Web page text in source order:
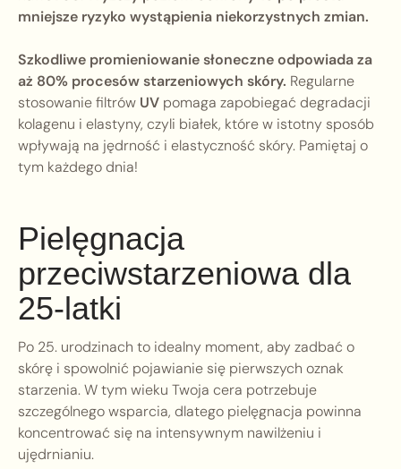
mniejsze ryzyko wystąpienia niekorzystnych zmian.
Szkodliwe promieniowanie słoneczne odpowiada za
aż 80% procesów starzeniowych skóry. Regularne
stosowanie filtrów UV pomaga zapobiegać degradacji
kolagenu i elastyny, czyli białek, które w istotny sposób
wpływają na jędrność i elastyczność skóry. Pamiętaj o
tym każdego dnia!
Pielęgnacja
przeciwstarzeniowa dla
25-latki
Po 25. urodzinach to idealny moment, aby zadbać o
skórę i spowolnić pojawianie się pierwszych oznak
starzenia. W tym wieku Twoja cera potrzebuje
szczególnego wsparcia, dlatego pielęgnacja powinna
koncentrować się na intensywnym nawilżeniu i
ujędrnianiu.